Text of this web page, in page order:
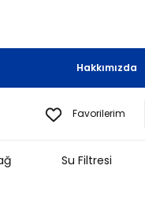
Hakkımızda
Favorilerim
Su Filtresi